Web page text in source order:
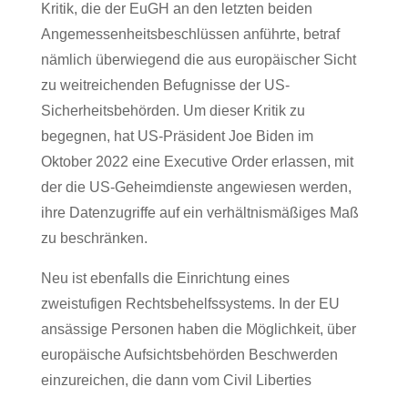
Kritik, die der EuGH an den letzten beiden
Angemessenheitsbeschlüssen anführte, betraf
nämlich überwiegend die aus europäischer Sicht
zu weitreichenden Befugnisse der US-
Sicherheitsbehörden. Um dieser Kritik zu
begegnen, hat US-Präsident Joe Biden im
Oktober 2022 eine Executive Order erlassen, mit
der die US-Geheimdienste angewiesen werden,
ihre Datenzugriffe auf ein verhältnismäßiges Maß
zu beschränken.
Neu ist ebenfalls die Einrichtung eines
zweistufigen Rechtsbehelfssystems. In der EU
ansässige Personen haben die Möglichkeit, über
europäische Aufsichtsbehörden Beschwerden
einzureichen, die dann vom Civil Liberties